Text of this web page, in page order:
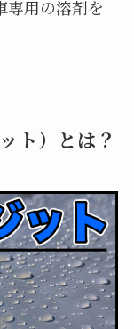
専用の溶剤を
ト）とは？